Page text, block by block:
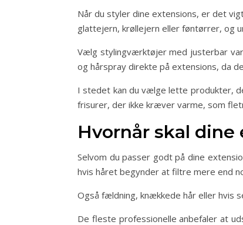
Når du styler dine extensions, er det
glattejern, krøllejern eller føntørrer, og
Vælg stylingværktøjer med justerbar
og hårspray direkte på extensions, da
I stedet kan du vælge lette produkter,
frisurer, der ikke kræver varme, som
Hvornår skal
Selvom du passer godt på dine
hvis håret begynder at filtre mere end
Også fældning, knækkede hår eller hvis
De fleste professionelle anbefaler at